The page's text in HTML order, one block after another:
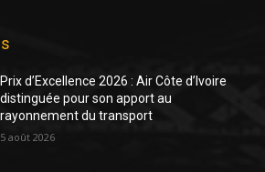
Prix d’Excellence 2026 : Air Côte d’Ivoire
distinguée pour son apport au
rayonnement du transport
5 août 2026